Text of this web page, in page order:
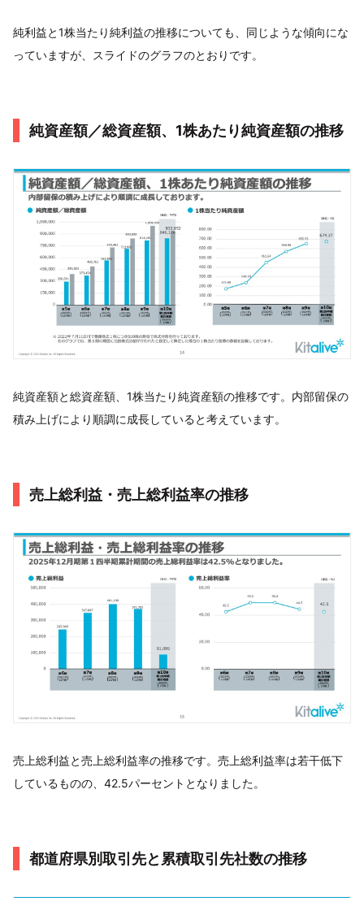
純利益と1株当たり純利益の推移についても、同じような傾向にな
っていますが、スライドのグラフのとおりです。
純資産額／総資産額、1株あたり純資産額の推移
純資産額と総資産額、1株当たり純資産額の推移です。内部留保の
積み上げにより順調に成長していると考えています。
売上総利益・売上総利益率の推移
売上総利益と売上総利益率の推移です。売上総利益率は若干低下
しているものの、42.5パーセントとなりました。
都道府県別取引先と累積取引先社数の推移